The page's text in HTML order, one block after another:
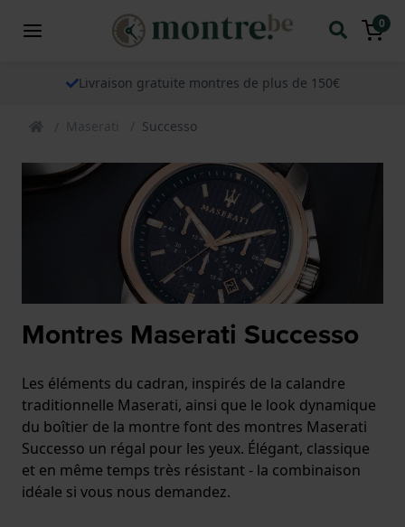
0
Livraison gratuite montres de plus de 150€
Maserati Successo
Montres Maserati Successo
Les éléments du cadran, inspirés de la calandre
traditionnelle Maserati, ainsi que le look dynamique
du boîtier de la montre font des montres Maserati
Successo un régal pour les yeux. Élégant, classique
et en même temps très résistant - la combinaison
idéale si vous nous demandez.